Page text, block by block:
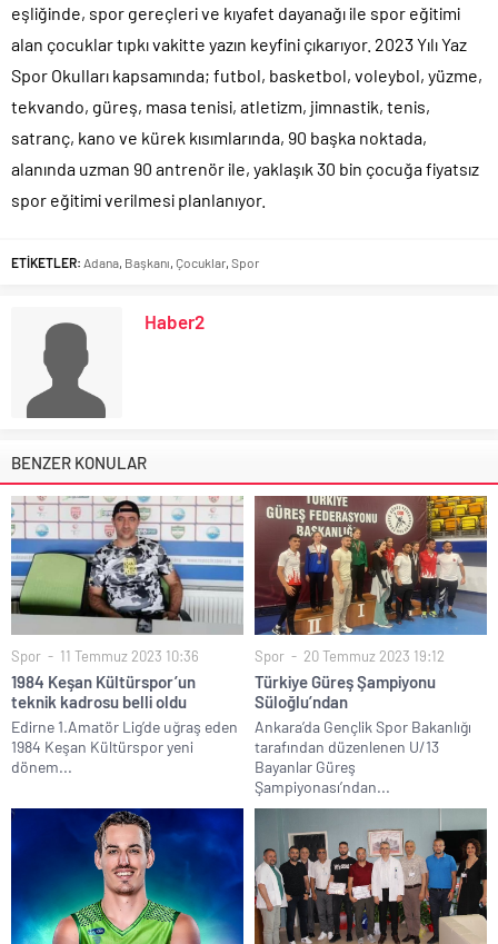
eşliğinde, spor gereçleri ve kıyafet dayanağı ile spor eğitimi
alan çocuklar tıpkı vakitte yazın keyfini çıkarıyor. 2023 Yılı Yaz
Spor Okulları kapsamında; futbol, basketbol, voleybol, yüzme,
tekvando, güreş, masa tenisi, atletizm, jimnastik, tenis,
satranç, kano ve kürek kısımlarında, 90 başka noktada,
alanında uzman 90 antrenör ile, yaklaşık 30 bin çocuğa fiyatsız
spor eğitimi verilmesi planlanıyor.
ETİKETLER: Adana Başkanı Çocuklar Spor
Haber2
BENZER KONULAR
Spor 11 Temmuz 2023 10:36
1984 Keşan Kültürspor’un
teknik kadrosu belli oldu
Edirne 1.Amatör Lig’de uğraş eden
1984 Keşan Kültürspor yeni
dönem...
Spor 20 Temmuz 2023 19:12
Türkiye Güreş Şampiyonu
Süloğlu’ndan
Ankara’da Gençlik Spor Bakanlığı
tarafından düzenlenen U/13
Bayanlar Güreş
Şampiyonası’ndan...